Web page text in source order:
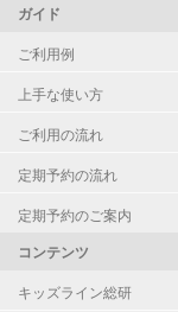
ガイド
ご利用例
上手な使い方
ご利用の流れ
定期予約の流れ
定期予約のご案内
コンテンツ
キッズライン総研